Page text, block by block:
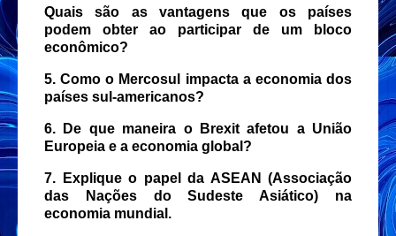
Quais são as vantagens que os países
podem obter ao participar de um bloco
econômico?
5. Como o Mercosul impacta a economia dos
países sul-americanos?
6. De que maneira o Brexit afetou a União
Europeia e a economia global?
7. Explique o papel da ASEAN (Associação
das Nações do Sudeste Asiático) na
economia mundial.